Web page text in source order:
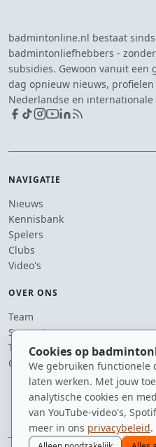
Cookies op
We gebruiken functionele
laten werken. Met jouw
analytische cookies en
van YouTube-video's,
meer in ons privacybeleid.
badmintonline.nl bestaat
badmintonliefhebbers -
subsidies. Gewoon vanuit een
dag opnieuw nieuws,
Nederlandse en
NAVIGATIE
Nieuws
Kennisbank
Spelers
Clubs
Video's
OVER ONS
Team
Supporters
Tip de redactie
Contact